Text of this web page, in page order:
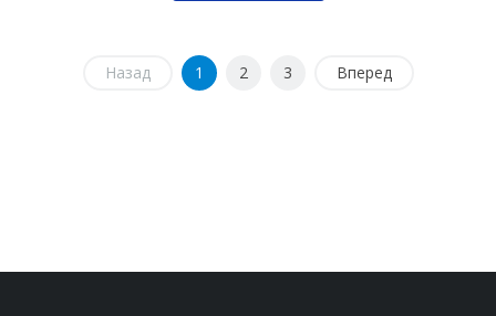
Назад 1 2 3 Вперед